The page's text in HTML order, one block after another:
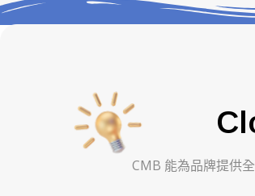
CMB 能為品牌提供